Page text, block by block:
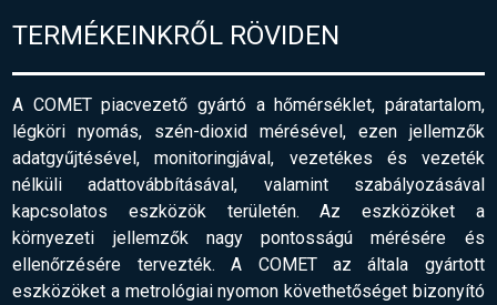
TERMÉKEINKRŐL RÖVIDEN
A COMET piacvezető gyártó a hőmérséklet, páratartalom,
légköri nyomás, szén-dioxid mérésével, ezen jellemzők
adatgyűjtésével, monitoringjával, vezetékes és vezeték
nélküli adattovábbításával, valamint szabályozásával
kapcsolatos eszközök területén. Az eszközöket a
környezeti jellemzők nagy pontosságú mérésére és
ellenőrzésére tervezték. A COMET az általa gyártott
eszközöket a metrológiai nyomon követhetőséget bizonyító